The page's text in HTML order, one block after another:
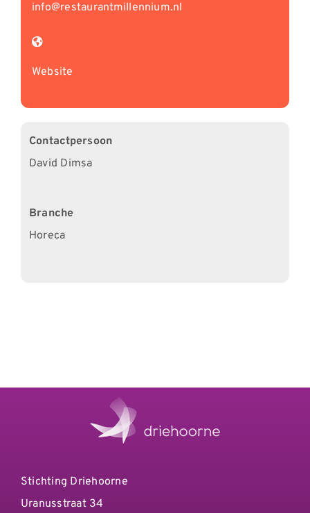
info@restaurantmillennium.nl
Website
Contactpersoon
David Dimsa
Branche
Horeca
Stichting Driehoorne
Uranusstraat 34